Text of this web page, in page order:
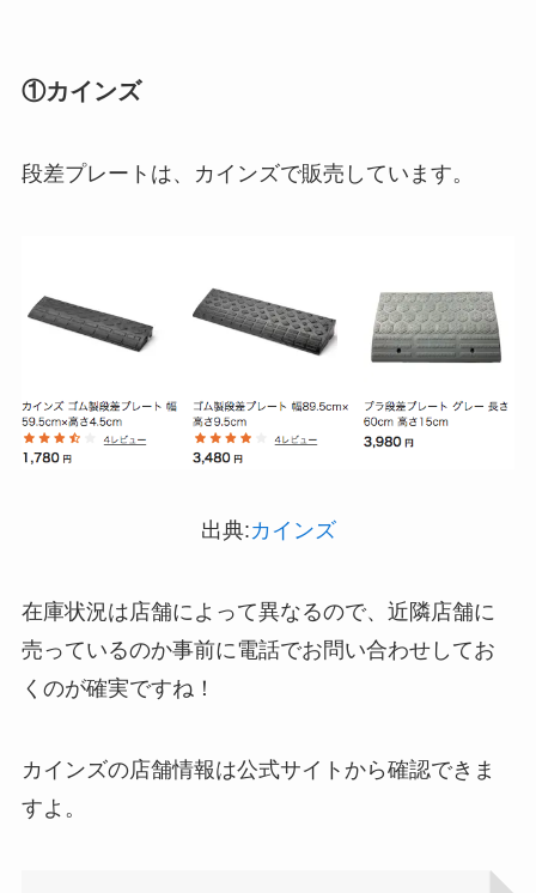
①カインズ
段差プレートは、カインズで販売しています。
出典:カインズ
在庫状況は店舗によって異なるので、近隣店舗に
売っているのか事前に電話でお問い合わせしてお
くのが確実ですね！
カインズの店舗情報は公式サイトから確認できま
すよ。